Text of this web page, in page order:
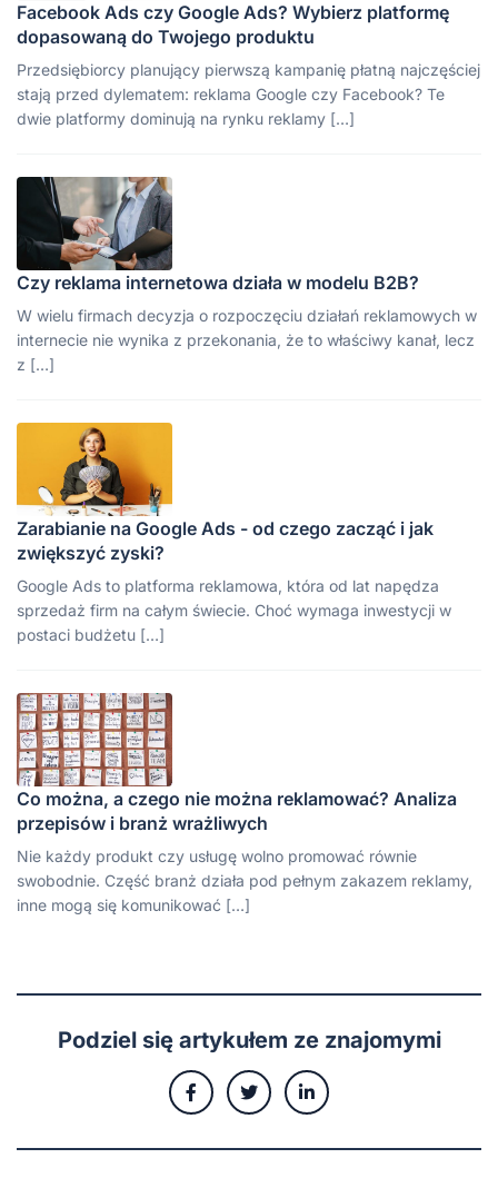
Facebook Ads czy Google Ads? Wybierz platformę
dopasowaną do Twojego produktu
Przedsiębiorcy planujący pierwszą kampanię płatną najczęściej
stają przed dylematem: reklama Google czy Facebook? Te
dwie platformy dominują na rynku reklamy […]
Czy reklama internetowa działa w modelu B2B?
W wielu firmach decyzja o rozpoczęciu działań reklamowych w
internecie nie wynika z przekonania, że to właściwy kanał, lecz
z […]
Zarabianie na Google Ads - od czego zacząć i jak
zwiększyć zyski?
Google Ads to platforma reklamowa, która od lat napędza
sprzedaż firm na całym świecie. Choć wymaga inwestycji w
postaci budżetu […]
Co można, a czego nie można reklamować? Analiza
przepisów i branż wrażliwych
Nie każdy produkt czy usługę wolno promować równie
swobodnie. Część branż działa pod pełnym zakazem reklamy,
inne mogą się komunikować […]
Podziel się artykułem ze znajomymi